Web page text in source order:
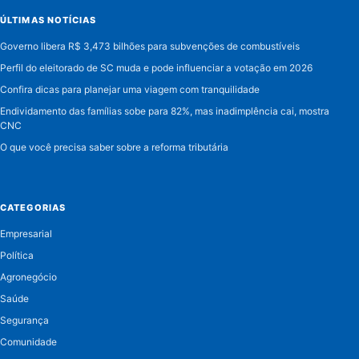
ÚLTIMAS NOTÍCIAS
Governo libera R$ 3,473 bilhões para subvenções de combustíveis
Perfil do eleitorado de SC muda e pode influenciar a votação em 2026
Confira dicas para planejar uma viagem com tranquilidade
Endividamento das famílias sobe para 82%, mas inadimplência cai, mostra
CNC
O que você precisa saber sobre a reforma tributária
CATEGORIAS
Empresarial
Política
Agronegócio
Saúde
Segurança
Comunidade